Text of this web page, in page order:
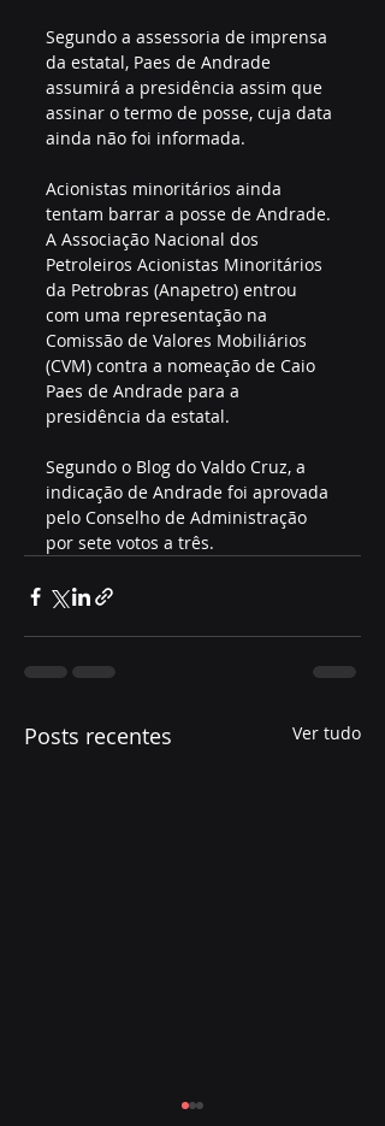
Segundo a assessoria de imprensa
da estatal, Paes de Andrade
assumirá a presidência assim que
assinar o termo de posse, cuja data
ainda não foi informada.
Acionistas minoritários ainda
tentam barrar a posse de Andrade.
A Associação Nacional dos
Petroleiros Acionistas Minoritários
da Petrobras (Anapetro) entrou
com uma representação na
Comissão de Valores Mobiliários
(CVM) contra a nomeação de Caio
Paes de Andrade para a
presidência da estatal.
Segundo o Blog do Valdo Cruz, a
indicação de Andrade foi aprovada
pelo Conselho de Administração
por sete votos a três.
Posts recentes Ver tudo